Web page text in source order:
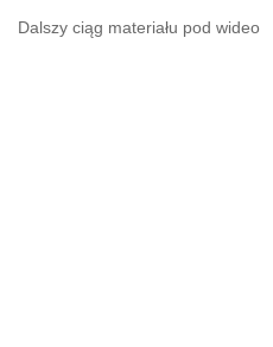
Dalszy ciąg materiału pod wideo